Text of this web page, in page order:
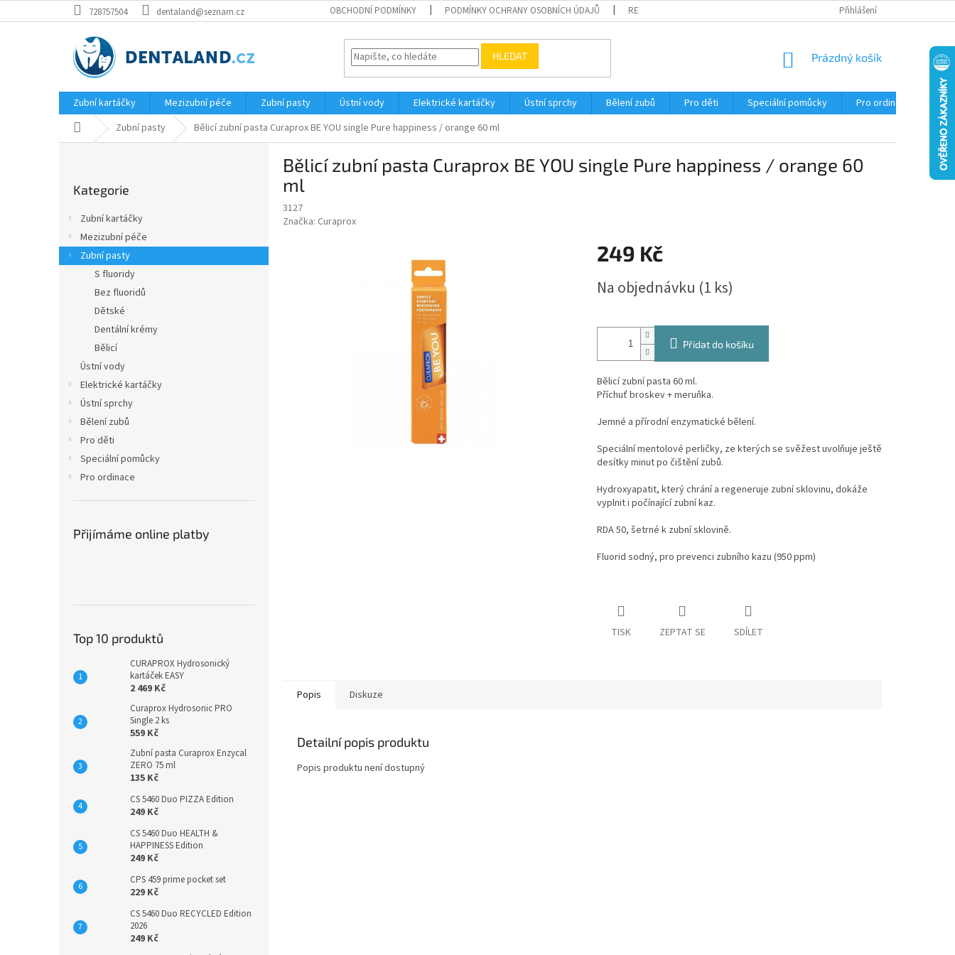
na
728757504 dentaland@seznam.cz OBCHODNÍ PODMÍNKY PODMÍNKY OCHRANY OSOBNÍCH ÚDAJŮ REKLAMACE Přihlášení
HLEDAT
NÁKUPNÍ
Prázdný košík
Zubní kartáčky Mezizubní péče Zubní pasty Ústní vody Elektrické kartáčky Ústní sprchy Bělení zubů Pro děti Speciální pomůcky Pro ordinace
Domů Zubní pasty Bělicí zubní pasta Curaprox BE YOU single Pure happiness / orange 60 ml
n
kategorie
Kategorie
Zubní kartáčky
Mezizubní péče
Zubní pasty
S fluoridy
Bez fluoridů
Dětské
Dentální krémy
Bělicí
Ústní vody
Elektrické kartáčky
Ústní sprchy
Bělení zubů
Pro děti
Speciální pomůcky
Pro ordinace
Přijímáme online platby
Top 10 produktů
CURAPROX Hydrosonický
kartáček EASY
2 469 Kč
Curaprox Hydrosonic PRO
Single 2 ks
559 Kč
Zubní pasta Curaprox Enzycal
ZERO 75 ml
135 Kč
CS 5460 Duo PIZZA Edition
249 Kč
CS 5460 Duo HEALTH &
HAPPINESS Edition
249 Kč
CPS 459 prime pocket set
229 Kč
CS 5460 Duo RECYCLED Edition
2026
249 Kč
Bělicí zubní pasta Curaprox BE YOU single Pure happiness / orange 60
ml
3127
Značka: Curaprox
249 Kč
cena:
Na objednávku (1 ks)
Přidat do košíku
Bělicí zubní pasta 60 ml.
Příchuť broskev + meruňka.
Jemné a přírodní enzymatické bělení.
Speciální mentolové perličky, ze kterých se svěžest uvolňuje ještě
desítky minut po čištění zubů.
Hydroxyapatit, který chrání a regeneruje zubní sklovinu, dokáže
vyplnit i počínající zubní kaz.
RDA 50, šetrné k zubní sklovině.
Fluorid sodný, pro prevenci zubního kazu (950 ppm)
TISK ZEPTAT SE SDÍLET
Popis Diskuze
Detailní popis produktu
Popis produktu není dostupný